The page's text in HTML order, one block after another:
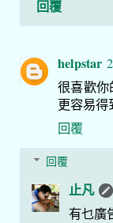
回覆
helpstar
很喜歡你
更容易得
回覆
回覆
止凡
有乜廣